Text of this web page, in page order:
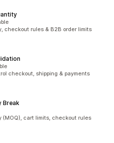
checkout rules & B2B order limits
checkout, shipping & payments
Break
(MOQ), cart limits, checkout rules